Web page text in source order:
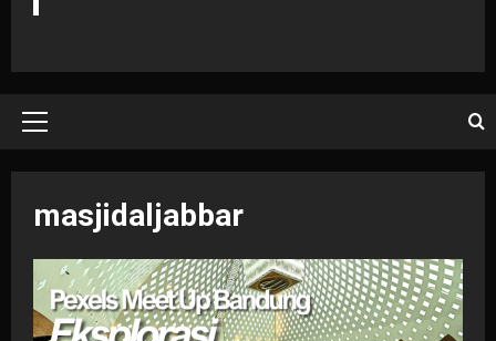
Primary
masjidaljabbar